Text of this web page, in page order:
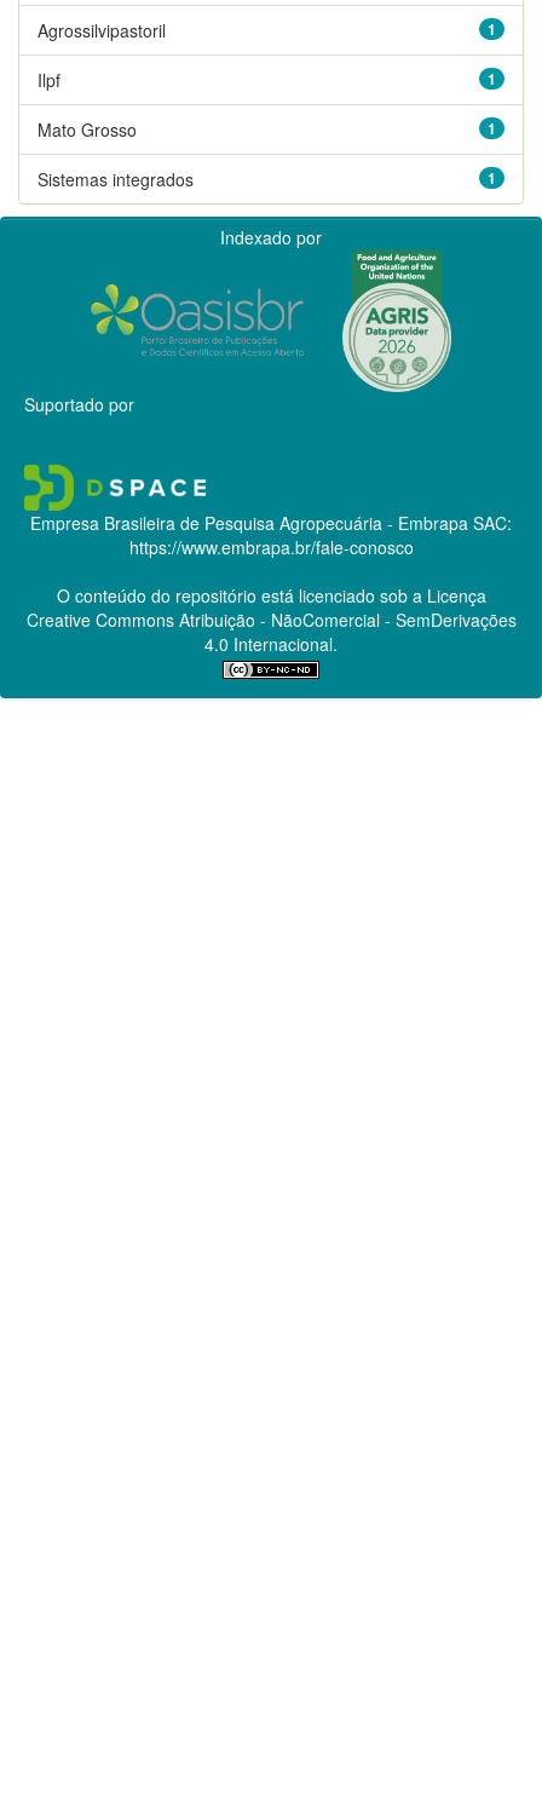
1
Agrossilvipastoril
1
Ilpf
1
Mato Grosso
1
Sistemas integrados
Indexado por
Suportado por
Empresa Brasileira de Pesquisa Agropecuária - Embrapa SAC:
https://www.embrapa.br/fale-conosco
O conteúdo do repositório está licenciado sob a Licença
Creative CommonsAtribuição - NãoComercial - SemDerivações
4.0 Internacional.